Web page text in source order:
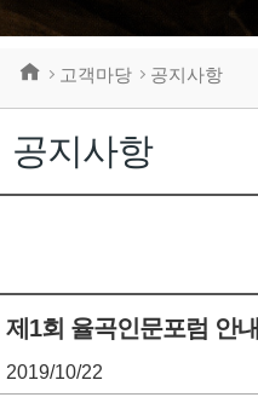
공지사항
고객마당 공지사항
제1회 율곡인문포럼 안내
2019/10/22